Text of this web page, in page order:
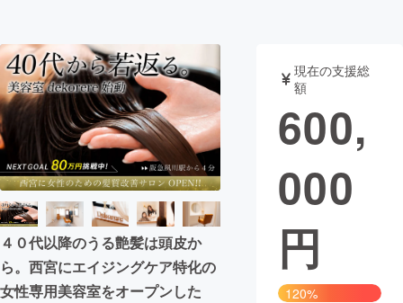
テクノロジー・ガジェット
映像・映画 書籍・雑誌
ビジネス・起業 チャレンジ
まちづくり・地域活性化
CAMPFIRE for Social Good
CAMPFIRE Creation
４０代以降のうる艶髪は頭皮か
ら。西宮にエイジングケア特化の
女性専用美容室をオープンした
現在の支援総
額
600,
000
円
120%